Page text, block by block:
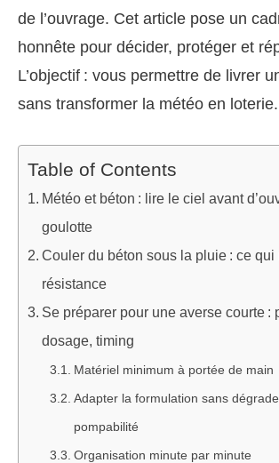
de l’ouvrage. Cet article pose un
honnête pour décider, protéger et
L’objectif : vous permettre de livrer
sans transformer la météo en loterie.
Table of Contents
Météo et béton : lire le ciel avant
goulotte
Couler du béton sous la pluie : ce qui
résistance
Se préparer pour une averse courte :
dosage, timing
Matériel minimum à portée de main
Adapter la formulation sans
pompabilité
Organisation minute par minute